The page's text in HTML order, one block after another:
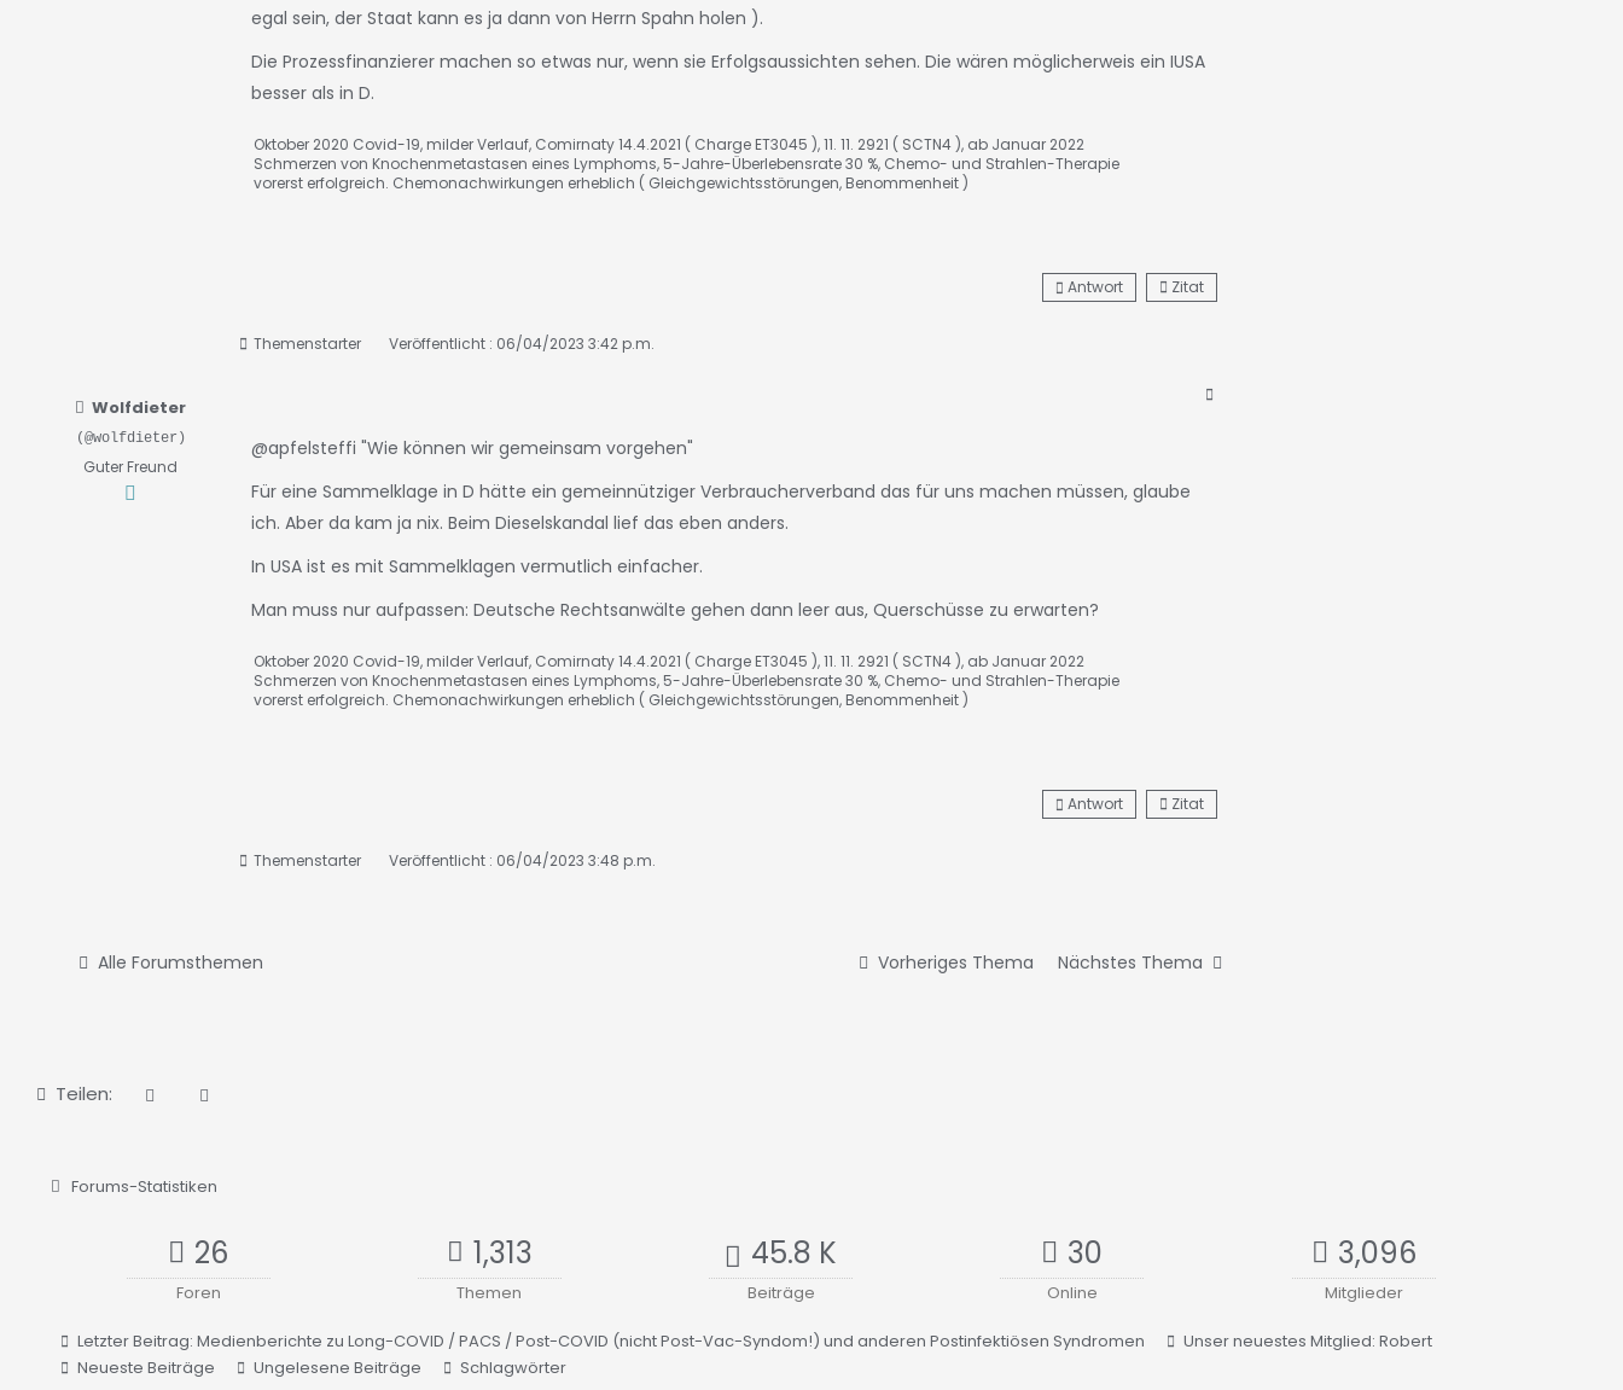
egal sein, der Staat kann es ja dann von Herrn Spahn holen ).
Die Prozessfinanzierer machen so etwas nur, wenn sie Erfolgsaussichten sehen. Die wären möglicherweis ein IUSA
besser als in D.
Oktober 2020 Covid-19, milder Verlauf, Comirnaty 14.4.2021 ( Charge ET3045 ), 11. 11. 2921 ( SCTN4 ), ab Januar 2022
Schmerzen von Knochenmetastasen eines Lymphoms, 5-Jahre-Überlebensrate 30 %, Chemo- und Strahlen-Therapie
vorerst erfolgreich. Chemonachwirkungen erheblich ( Gleichgewichtsstörungen, Benommenheit )
Antwort Zitat
Themenstarter Veröffentlicht : 06/04/2023 3:42 p.m.
Wolfdieter
(@wolfdieter)
Guter Freund
@apfelsteffi "Wie können wir gemeinsam vorgehen"
Für eine Sammelklage in D hätte ein gemeinnütziger Verbraucherverband das für uns machen müssen, glaube
ich. Aber da kam ja nix. Beim Dieselskandal lief das eben anders.
In USA ist es mit Sammelklagen vermutlich einfacher.
Man muss nur aufpassen: Deutsche Rechtsanwälte gehen dann leer aus, Querschüsse zu erwarten?
Oktober 2020 Covid-19, milder Verlauf, Comirnaty 14.4.2021 ( Charge ET3045 ), 11. 11. 2921 ( SCTN4 ), ab Januar 2022
Schmerzen von Knochenmetastasen eines Lymphoms, 5-Jahre-Überlebensrate 30 %, Chemo- und Strahlen-Therapie
vorerst erfolgreich. Chemonachwirkungen erheblich ( Gleichgewichtsstörungen, Benommenheit )
Antwort Zitat
Themenstarter Veröffentlicht : 06/04/2023 3:48 p.m.
Alle Forumsthemen Vorheriges Thema Nächstes Thema
Teilen:
Forums-Statistiken
26
Foren
1,313
Themen
45.8 K
Beiträge
30
Online
3,096
Mitglieder
Letzter Beitrag: Medienberichte zu Long-COVID / PACS / Post-COVID (nicht Post-Vac-Syndom!) und anderen Postinfektiösen Syndromen Unser neuestes Mitglied: Robert
Neueste Beiträge
Ungelesene Beiträge Schlagwörter